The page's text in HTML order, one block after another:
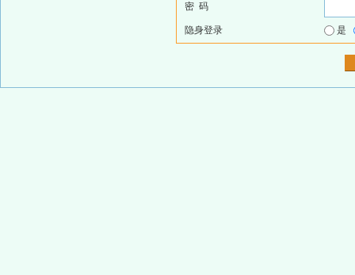
密 码
隐身登录 是